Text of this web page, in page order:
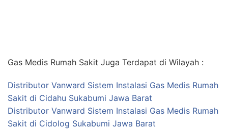
Gas Medis Rumah Sakit Juga Terdapat di Wilayah :
Distributor Vanward Sistem Instalasi Gas Medis Rumah
Sakit di Cidahu Sukabumi Jawa Barat
Distributor Vanward Sistem Instalasi Gas Medis Rumah
Sakit di Cidolog Sukabumi Jawa Barat